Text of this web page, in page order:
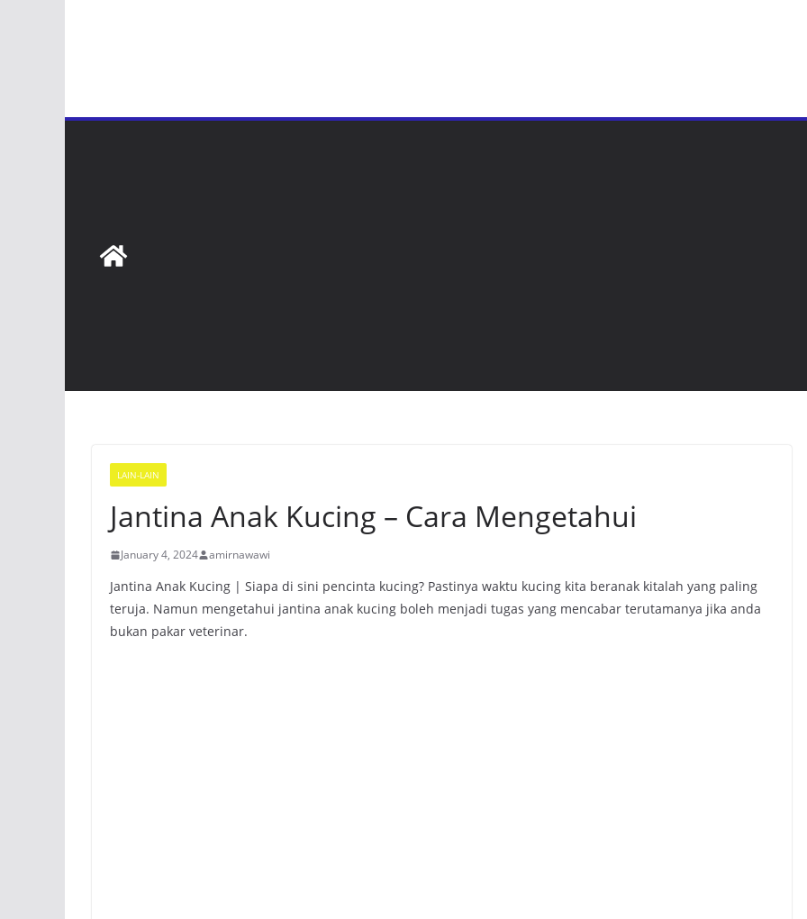
LAIN-LAIN
Jantina Anak Kucing – Cara Mengetahui
January 4, 2024 amirnawawi
Jantina Anak Kucing | Siapa di sini pencinta kucing? Pastinya waktu kucing kita beranak kitalah yang paling
teruja. Namun mengetahui jantina anak kucing boleh menjadi tugas yang mencabar terutamanya jika anda
bukan pakar veterinar.